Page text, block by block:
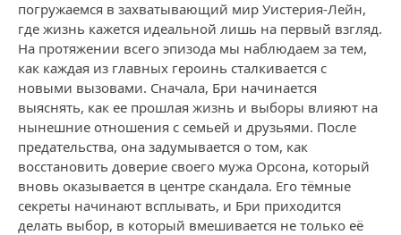
погружаемся в захватывающий мир Уистерия-Лейн,
где жизнь кажется идеальной лишь на первый взгляд.
На протяжении всего эпизода мы наблюдаем за тем,
как каждая из главных героинь сталкивается с
новыми вызовами. Сначала, Бри начинается
выяснять, как ее прошлая жизнь и выборы влияют на
нынешние отношения с семьей и друзьями. После
предательства, она задумывается о том, как
восстановить доверие своего мужа Орсона, который
вновь оказывается в центре скандала. Его тёмные
секреты начинают всплывать, и Бри приходится
делать выбор, в который вмешивается не только её